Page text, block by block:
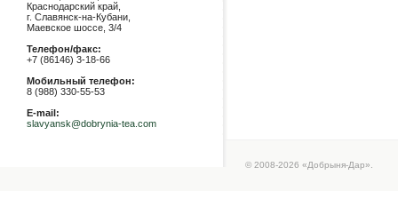
Краснодарский край,
г. Славянск-на-Кубани,
Маевское шоссе, 3/4
Телефон/факс:
+7 (86146) 3-18-66
Мобильный телефон:
8 (988) 330-55-53
E-mail:
slavyansk@dobrynia-tea.com
© 2008-2026 «Добрыня-Дар».